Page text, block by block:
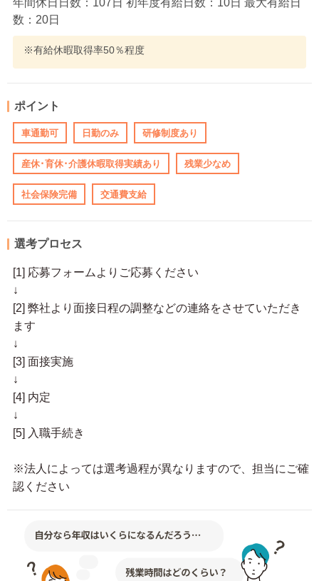
年間休日日数：107日 初年度有給日数：10日 最大有給日
数：20日
※有給休暇取得率50％程度
ポイント
車通勤可 日勤のみ 研修制度あり
産休･育休･介護休暇取得実績あり 残業少なめ
社会保険完備 交通費支給
選考プロセス
[1] 応募フォームよりご応募ください
↓
[2] 弊社より面接日程の調整などの連絡をさせていただき
ます
↓
[3] 面接実施
↓
[4] 内定
↓
[5] 入職手続き
※法人によっては選考過程が異なりますので、担当にご確
認ください